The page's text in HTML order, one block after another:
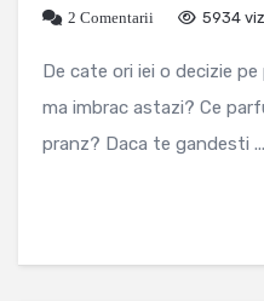
2 Comentarii
5934
De cate ori iei o decizie
ma imbrac astazi? Ce
pranz? Daca te gandesti ...